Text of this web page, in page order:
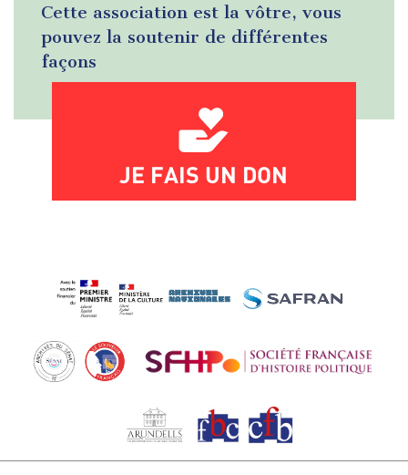
Cette association est la vôtre, vous
pouvez la soutenir de différentes
façons
JE FAIS UN DON